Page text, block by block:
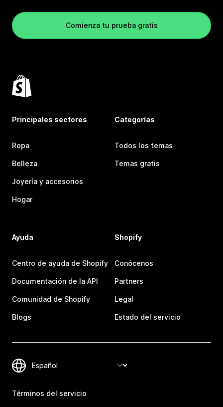
Comienza tu prueba gratis
Principales sectores
Ropa
Belleza
Joyería y accesorios
Hogar
Categorías
Todos los temas
Temas gratis
Ayuda
Centro de ayuda de Shopify
Documentación de la API
Comunidad de Shopify
Blogs
Shopify
Conócenos
Partners
Legal
Estado del servicio
Términos del servicio